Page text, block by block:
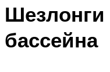
Шезлонги
бассейна